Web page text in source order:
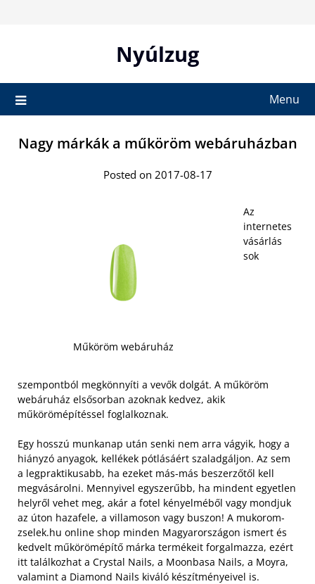
Nyúlzug
Menu
Nagy márkák a műköröm webáruházban
Posted on 2017-08-17
Műköröm webáruház
Az
internetes
vásárlás
sok
szempontból megkönnyíti a vevők dolgát. A műköröm
webáruház elsősorban azoknak kedvez, akik
műkörömépítéssel foglalkoznak.
Egy hosszú munkanap után senki nem arra vágyik, hogy a
hiányzó anyagok, kellékek pótlásáért szaladgáljon. Az sem
a legpraktikusabb, ha ezeket más-más beszerzőtől kell
megvásárolni. Mennyivel egyszerűbb, ha mindent egyetlen
helyről vehet meg, akár a fotel kényelméből vagy mondjuk
az úton hazafele, a villamoson vagy buszon! A mukorom-
zselek.hu online shop minden Magyarországon ismert és
kedvelt műkörömépítő márka termékeit forgalmazza, ezért
itt találkozhat a Crystal Nails, a Moonbasa Nails, a Moyra,
valamint a Diamond Nails kiváló készítményeivel is.